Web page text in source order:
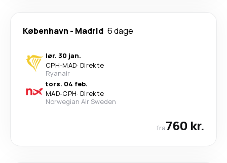
København - Madrid 6 dage
lør. 30 jan.
CPH-MAD· Direkte
Ryanair
tors. 04 feb.
MAD-CPH· Direkte
Norwegian Air Sweden
fra760 kr.